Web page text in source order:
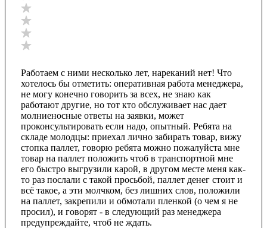
Работаем с ними несколько лет, нареканий нет! Что
хотелось бы отметить: оперативная работа менеджера,
не могу конечно говорить за всех, не знаю как
работают другие, но тот кто обслуживает нас дает
молниеносные ответы на заявки, может
проконсультировать если надо, опытный. Ребята на
складе молодцы: приехал лично забирать товар, вижу
стопка паллет, говорю ребята можно пожалуйста мне
товар на паллет положить чтоб в транспортной мне
его быстро выгрузили карой, в другом месте меня как-
то раз послали с такой просьбой, паллет денег стоит и
всё такое, а эти молчком, без лишних слов, положили
на паллет, закрепили и обмотали пленкой (о чем я не
просил), и говорят - в следующий раз менеджера
предупреждайте, чтоб не ждать.